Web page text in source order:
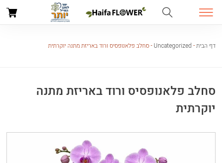
דף הבית-
Uncategorized
-סחלב פלאנופסיס ורוד באריזת מתנה יוקרתית
סחלב פלאנופסיס ורוד באריזת מתנה
יוקרתית